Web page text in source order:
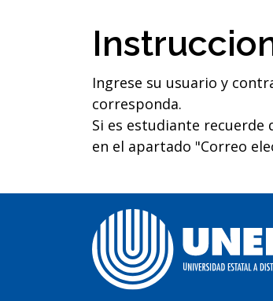
Ingrese su usuario y
corresponda.
Si es estudiante
en el apartado "Correo